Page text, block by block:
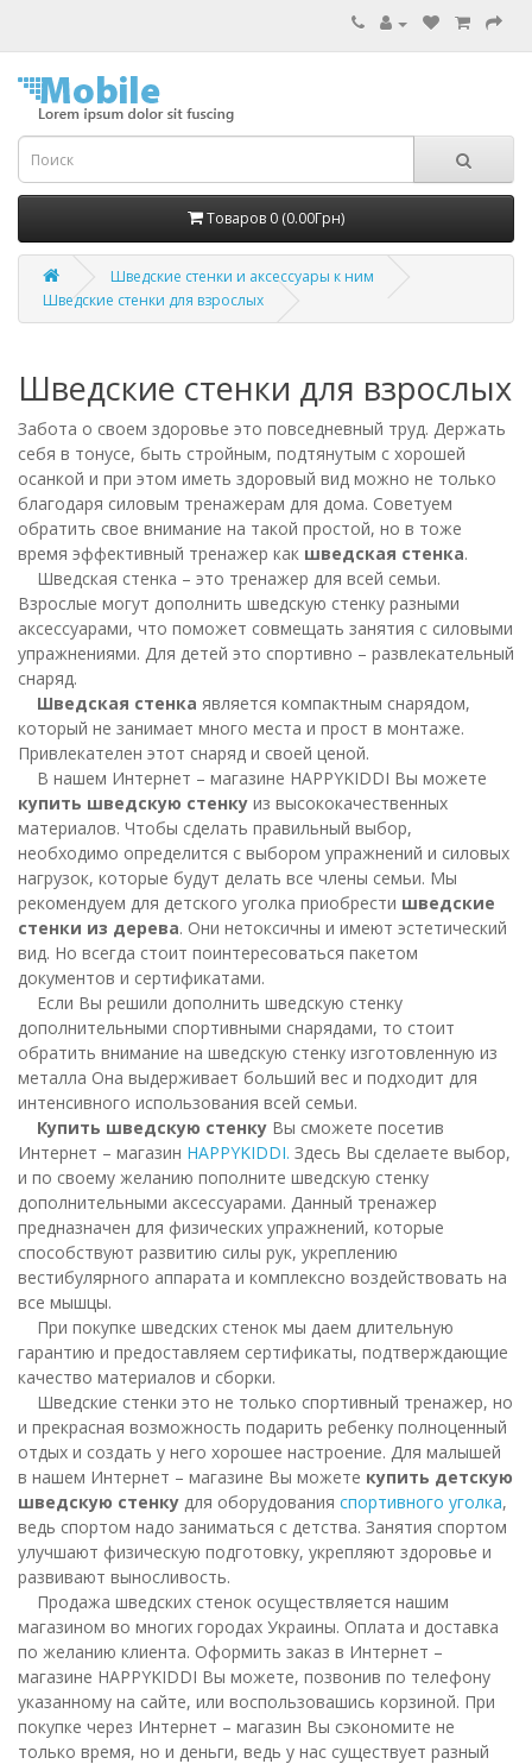
Товаров 0 (0.00Грн)
Шведские стенки и аксессуары к ним
Шведские стенки для взрослых
Шведские стенки для взрослых
Забота о своем здоровье это повседневный труд. Держать
себя в тонусе, быть стройным, подтянутым с хорошей
осанкой и при этом иметь здоровый вид можно не только
благодаря силовым тренажерам для дома. Советуем
обратить свое внимание на такой простой, но в тоже
время эффективный тренажер как шведская стенка.
Шведская стенка – это тренажер для всей семьи.
Взрослые могут дополнить шведскую стенку разными
аксессуарами, что поможет совмещать занятия с силовыми
упражнениями. Для детей это спортивно – развлекательный
снаряд.
Шведская стенка является компактным снарядом,
который не занимает много места и прост в монтаже.
Привлекателен этот снаряд и своей ценой.
В нашем Интернет – магазине HAPPYKIDDI Вы можете
купить шведскую стенку из высококачественных
материалов. Чтобы сделать правильный выбор,
необходимо определится с выбором упражнений и силовых
нагрузок, которые будут делать все члены семьи. Мы
рекомендуем для детского уголка приобрести шведские
стенки из дерева. Они нетоксичны и имеют эстетический
вид. Но всегда стоит поинтересоваться пакетом
документов и сертификатами.
Если Вы решили дополнить шведскую стенку
дополнительными спортивными снарядами, то стоит
обратить внимание на шведскую стенку изготовленную из
металла Она выдерживает больший вес и подходит для
интенсивного использования всей семьи.
Купить шведскую стенку Вы сможете посетив
Интернет – магазин HAPPYKIDDI. Здесь Вы сделаете выбор,
и по своему желанию пополните шведскую стенку
дополнительными аксессуарами. Данный тренажер
предназначен для физических упражнений, которые
способствуют развитию силы рук, укреплению
вестибулярного аппарата и комплексно воздействовать на
все мышцы.
При покупке шведских стенок мы даем длительную
гарантию и предоставляем сертификаты, подтверждающие
качество материалов и сборки.
Шведские стенки это не только спортивный тренажер, но
и прекрасная возможность подарить ребенку полноценный
отдых и создать у него хорошее настроение. Для малышей
в нашем Интернет – магазине Вы можете купить детскую
шведскую стенку для оборудования спортивного уголка,
ведь спортом надо заниматься с детства. Занятия спортом
улучшают физическую подготовку, укрепляют здоровье и
развивают выносливость.
Продажа шведских стенок осуществляется нашим
магазином во многих городах Украины. Оплата и доставка
по желанию клиента. Оформить заказ в Интернет –
магазине HAPPYKIDDI Вы можете, позвонив по телефону
указанному на сайте, или воспользовашись корзиной. При
покупке через Интернет – магазин Вы сэкономите не
только время, но и деньги, ведь у нас существует разный